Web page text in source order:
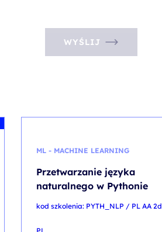
WYŚLIJ
ML - MACHINE LEARNING
Przetwarzanie języka
naturalnego w Pythonie
kod szkolenia: PYTH_NLP / PL AA 2d